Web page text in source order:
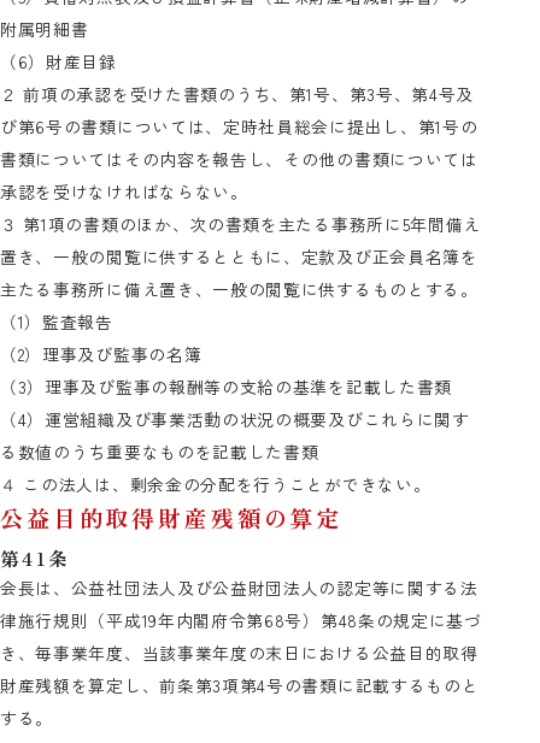
附属明細書
（6）財産目録
２ 前項の承認を受けた書類のうち、第1号、第3号、第4号及
び第6号の書類については、定時社員総会に提出し、第1号の
書類についてはその内容を報告し、その他の書類については
承認を受けなければならない。
３ 第1項の書類のほか、次の書類を主たる事務所に5年間備え
置き、一般の閲覧に供するとともに、定款及び正会員名簿を
主たる事務所に備え置き、一般の閲覧に供するものとする。
（1）監査報告
（2）理事及び監事の名簿
（3）理事及び監事の報酬等の支給の基準を記載した書類
（4）運営組織及び事業活動の状況の概要及びこれらに関す
る数値のうち重要なものを記載した書類
４ この法人は、剰余金の分配を行うことができない。
公益目的取得財産残額の算定
第41条
会長は、公益社団法人及び公益財団法人の認定等に関する法
律施行規則（平成19年内閣府令第68号）第48条の規定に基づ
き、毎事業年度、当該事業年度の末日における公益目的取得
財産残額を算定し、前条第3項第4号の書類に記載するものと
する。